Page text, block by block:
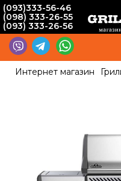
(093)333-56-46
(098) 333-26-55
(093) 333-26-56
Интернет магазин